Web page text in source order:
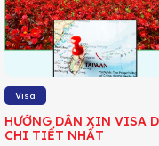
Visa
HƯỚNG DẪN XIN VISA
CHI TIẾT NHẤT